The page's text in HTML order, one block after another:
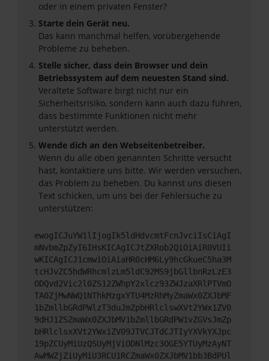
oder in einem privaten Fenster?
Starte dein Gerät neu.
Das kann manchmal helfen, vorübergehende
Probleme zu beheben.
Stelle sicher, dass dein Browser und dein
Betriebssystem auf dem neuesten Stand sind.
Veraltete Software birgt nicht nur ein
Sicherheitsrisiko, sondern kann auch dazu führen,
dass bestimmte Funktionen nicht mehr
unterstützt werden.
Wende dich an den Webseitenbetreiber.
Wenn du alle oben genannten Schritte versucht
hast, kontaktiere uns bitte. Wir werden versuchen,
das Problem zu beheben. Du kannst uns diesen
Text schicken, um uns bei der Fehlersuche zu
unterstützen:
ewogICJuYW1lIjogIk5ldHdvcmtFcnJvciIsCiAgI
mNvbmZpZyI6IHsKICAgICJtZXRob2QiOiAiR0VUIi
wKICAgICJ1cmwiOiAiaHR0cHM6Ly9hcGkueC5ha3M
tcHJvZC5hdWRhcmlzLm5ldC92MS9jbGllbnRzLzE3
ODQvd2Vic2l0ZS12ZWhpY2xlcz93ZWJzaXRlPTVmO
TA0ZjMwNWQ1NThkMzgxYTU4MzRhMyZmaWx0ZXJbMF
1bZmllbGRdPWlzT3duJmZpbHRlclswXVt2YWx1ZV0
9dHJ1ZSZmaWx0ZXJbMV1bZmllbGRdPW1vZGVsJmZp
bHRlclsxXVt2YWx1ZV09JTVCJTdCJTIyYXVkYXJpc
19pZCUyMiUzQSUyMjViODNlMzc3OGE5YTUyMzAyNT
AwMWZjZiUyMiU3RCU1RCZmaWx0ZXJbMV1bb3BdPUl